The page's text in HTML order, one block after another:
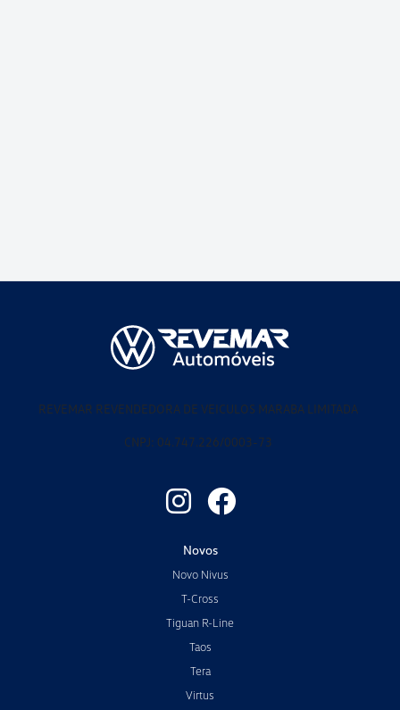
REVEMAR REVENDEDORA DE VEICULOS MARABA LIMITADA
CNPJ: 04.747.226/0003-73
Novos
Novo Nivus
T-Cross
Tiguan R-Line
Taos
Tera
Virtus